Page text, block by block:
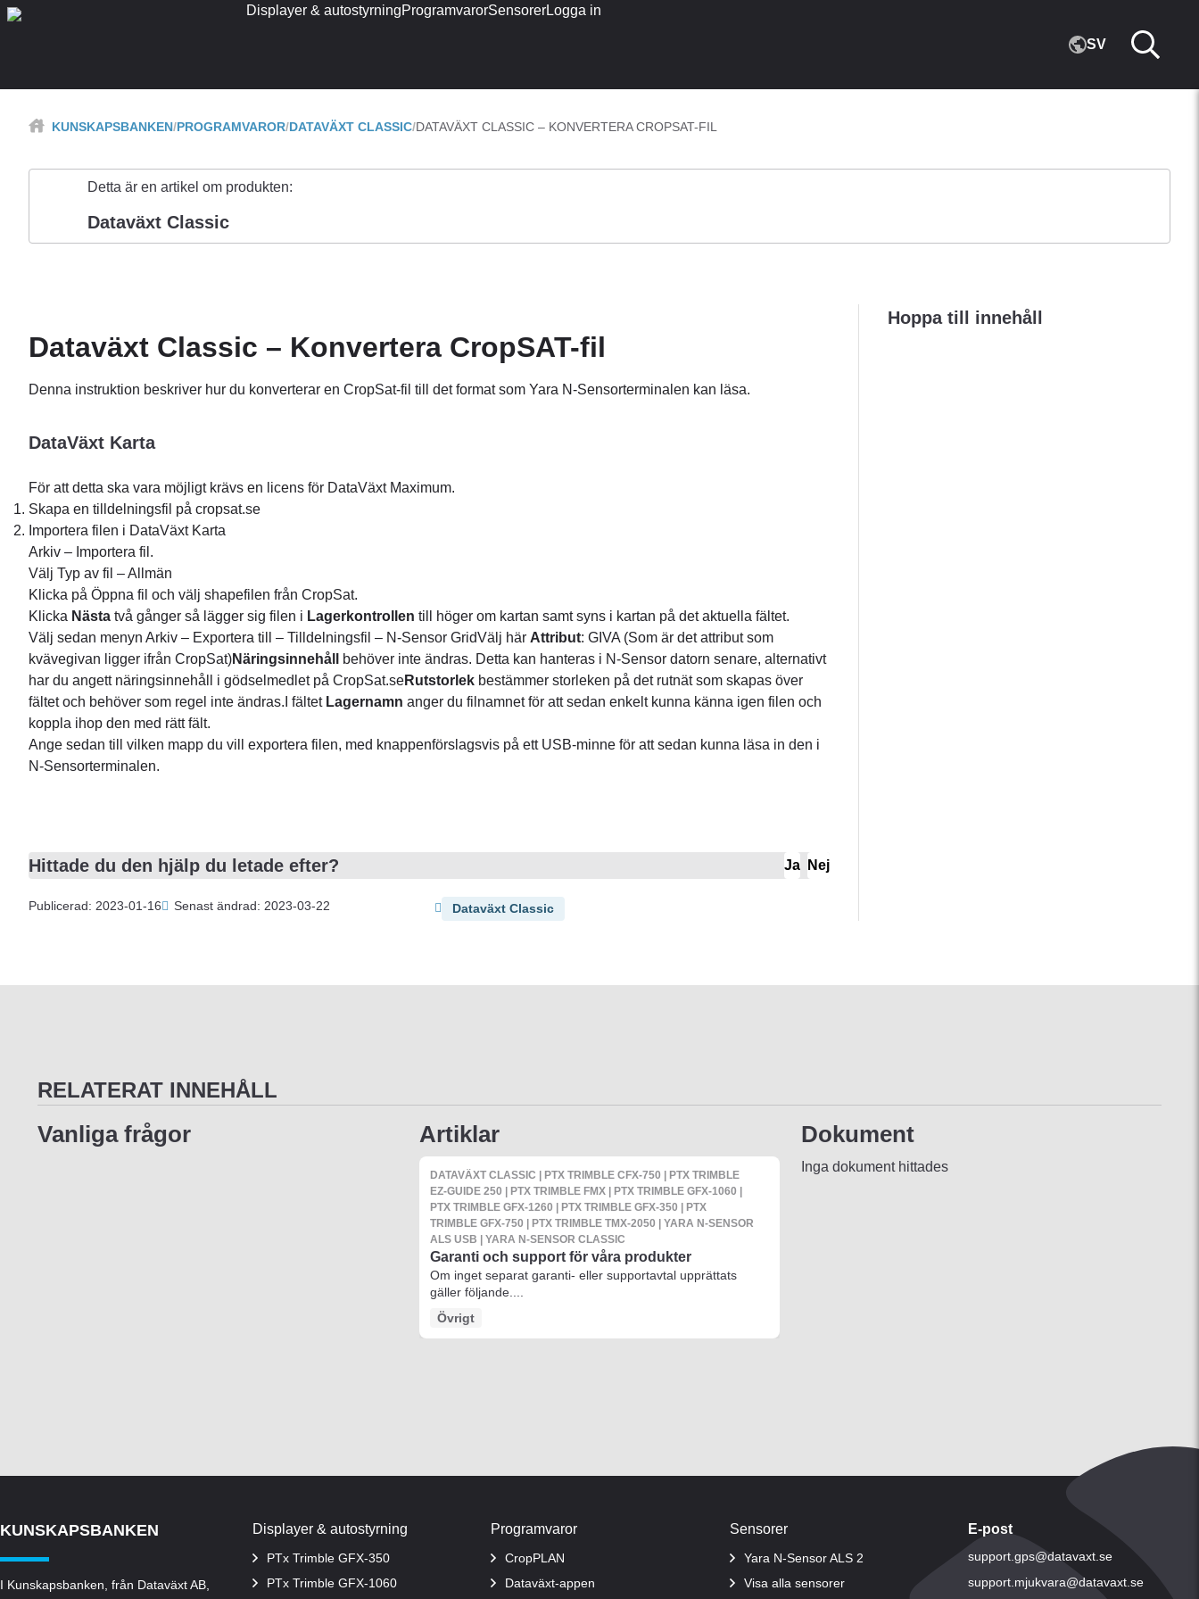
Displayer & autostyrningProgramvarorSensorerLogga in
SV
KUNSKAPSBANKEN PROGRAMVAROR DATAVÄXT CLASSIC DATAVÄXT CLASSIC – KONVERTERA CROPSAT-FIL
Dataväxt Classic
Detta är en artikel om produkten:
Dataväxt Classic – Konvertera CropSAT-fil
Denna instruktion beskriver hur du konverterar en CropSat-fil till det format som Yara N-Sensorterminalen kan läsa.
DataVäxt Karta
För att detta ska vara möjligt krävs en licens för DataVäxt Maximum.
Skapa en tilldelningsfil på cropsat.se
Importera filen i DataVäxt Karta
Arkiv – Importera fil.
Välj Typ av fil – Allmän
Klicka på Öppna fil och välj shapefilen från CropSat.
Klicka Nästa två gånger så lägger sig filen i Lagerkontrollen till höger om kartan samt syns i kartan på det aktuella fältet.
Välj sedan menyn Arkiv – Exportera till – Tilldelningsfil – N-Sensor GridVälj här Attribut: GIVA (Som är det attribut som
kvävegivan ligger ifrån CropSat)Näringsinnehåll
behöver inte ändras. Detta kan hanteras i N-Sensor datorn senare, alternativt
har du angett näringsinnehåll i gödselmedlet på CropSat.seRutstorlek bestämmer storleken på det rutnät som skapas över
fältet och behöver som regel inte ändras.I fältet Lagernamn anger du filnamnet för att sedan enkelt kunna känna igen filen och
koppla ihop den med rätt fält.
Ange sedan till vilken mapp du vill exportera filen, med knappenförslagsvis på ett USB-minne för att sedan kunna läsa in den i
N-Sensorterminalen.
Hittade du den hjälp du letade efter? Ja Nej
Publicerad: 2023-01-16 Senast ändrad: 2023-03-22 Dataväxt Classic
Hoppa till innehåll
RELATERAT INNEHÅLL
Vanliga frågor Artiklar
DATAVÄXT CLASSIC | PTX TRIMBLE CFX-750 | PTX TRIMBLE
EZ-GUIDE 250 | PTX TRIMBLE FMX | PTX TRIMBLE GFX-1060 |
PTX TRIMBLE GFX-1260 | PTX TRIMBLE GFX-350 | PTX
TRIMBLE GFX-750 | PTX TRIMBLE TMX-2050 | YARA N-SENSOR
ALS USB | YARA N-SENSOR CLASSIC
Garanti och support för våra produkter
Om inget separat garanti- eller supportavtal upprättats
gäller följande....
Övrigt
Dokument
Inga dokument hittades
KUNSKAPSBANKEN
I Kunskapsbanken, från Dataväxt AB,
Displayer & autostyrning
PTx Trimble GFX-350
PTx Trimble GFX-1060
Programvaror
CropPLAN
Dataväxt-appen
Sensorer
Yara N-Sensor ALS 2
Visa alla sensorer
E-post
support.gps@datavaxt.se
support.mjukvara@datavaxt.se